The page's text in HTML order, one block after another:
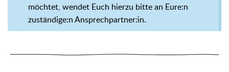
möchtet, wendet Euch hierzu bitte an Eure:n
zuständige:n Ansprechpartner:in.